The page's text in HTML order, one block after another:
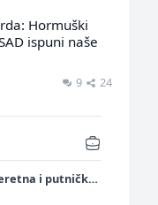
Hormuški
ispuni naše
9 24
i putnička